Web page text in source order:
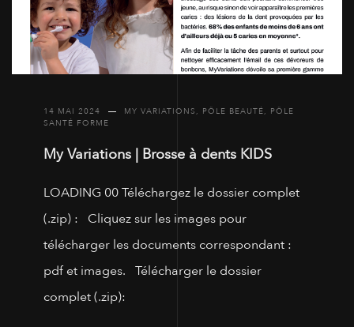
14 MAI 2024 MY VARIATIONS, PÔLE BEAUTÉ, PÔLE
SANTÉ FORME
My Variations | Brosse à dents KIDS
LOADING 00 Téléchargez le dossier complet
(.zip) : Cliquez sur les images pour
télécharger les documents correspondant :
pdf et images. Télécharger le dossier
complet (.zip):